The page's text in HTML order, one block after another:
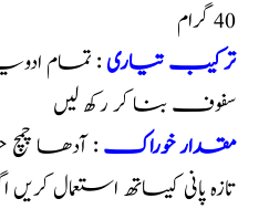
40 گرام
ترکیب تیاری: تمام
سفوف بنا کر رکھ لیں
مقدار خوراک: آدھا
تازہ پانی کیساتھ استعمال